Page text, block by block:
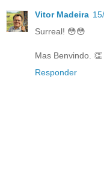
Vitor Madeira
Surreal! 😳😳
Mas Benvindo. 👏
Responder